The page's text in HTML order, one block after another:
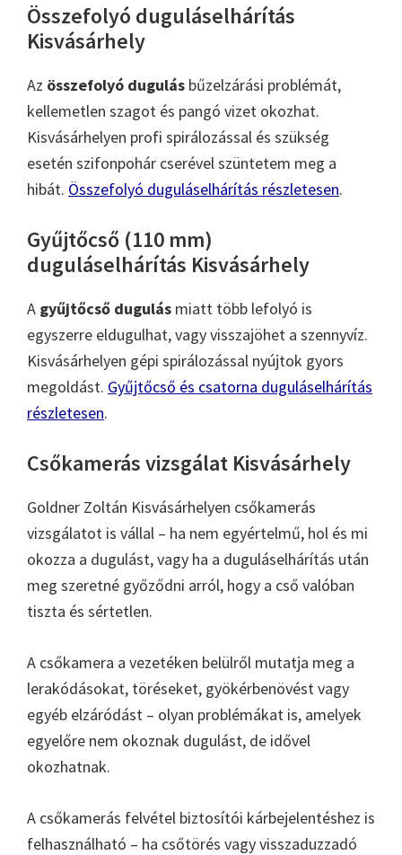
Összefolyó duguláselhárítás
Kisvásárhely
Az összefolyó dugulás bűzelzárási problémát,
kellemetlen szagot és pangó vizet okozhat.
Kisvásárhelyen profi spirálozással és szükség
esetén szifonpohár cserével szüntetem meg a
hibát. Összefolyó duguláselhárítás részletesen.
Gyűjtőcső (110 mm)
duguláselhárítás Kisvásárhely
A gyűjtőcső dugulás miatt több lefolyó is
egyszerre eldugulhat, vagy visszajöhet a szennyvíz.
Kisvásárhelyen gépi spirálozással nyújtok gyors
megoldást. Gyűjtőcső és csatorna duguláselhárítás
részletesen.
Csőkamerás vizsgálat Kisvásárhely
Goldner Zoltán Kisvásárhelyen csőkamerás
vizsgálatot is vállal – ha nem egyértelmű, hol és mi
okozza a dugulást, vagy ha a duguláselhárítás után
meg szeretné győződni arról, hogy a cső valóban
tiszta és sértetlen.
A csőkamera a vezetéken belülről mutatja meg a
lerakódásokat, töréseket, gyökérbenövést vagy
egyéb elzáródást – olyan problémákat is, amelyek
egyelőre nem okoznak dugulást, de idővel
okozhatnak.
A csőkamerás felvétel biztosítói kárbejelentéshez is
felhasználható – ha csőtörés vagy visszaduzzadó